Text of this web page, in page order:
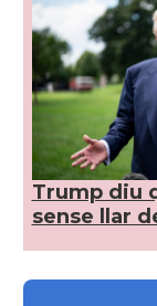
CAMON
CAMON
CAMON
CAMON
Trump diu
sense llar